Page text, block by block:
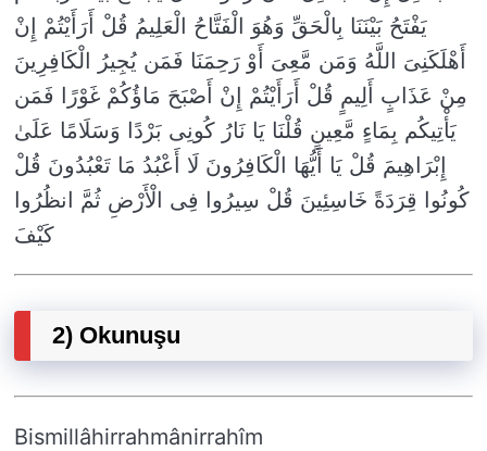
یَفْتَحُ بَیْنَنَا بِالْحَقِّ وَهُوَ الْفَتَّاحُ الْعَلِیمُ قُلْ أَرَأَیْتُمْ إِنْ
أَهْلَكَنِیَ اللَّهُ وَمَن مَّعِیَ أَوْ رَحِمَنَا فَمَن یُجِیرُ الْكَافِرِینَ
مِنْ عَذَابٍ أَلِیمٍ قُلْ أَرَأَیْتُمْ إِنْ أَصْبَحَ مَاؤُكُمْ غَوْرًا فَمَن
یَأْتِیكُم بِمَاءٍ مَّعِینٍ قُلْنَا یَا نَارُ كُونِی بَرْدًا وَسَلَامًا عَلَىٰ
إِبْرَاهِیمَ قُلْ یَا أَیُّهَا الْكَافِرُونَ لَا أَعْبُدُ مَا تَعْبُدُونَ قُلْ
كُونُوا قِرَدَةً خَاسِئِینَ قُلْ سِیرُوا فِی الْأَرْضِ ثُمَّ انظُرُوا
كَیْفَ
2) Okunuşu
Bismillâhirrahmânirrahîm